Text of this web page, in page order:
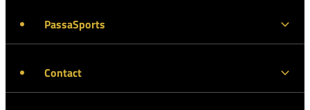
PassaSports
Contact